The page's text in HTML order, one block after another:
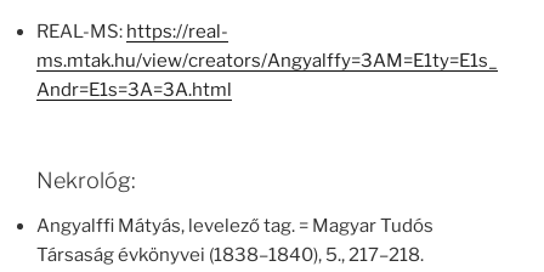
REAL-MS: https://real-
ms.mtak.hu/view/creators/Angyalffy=3AM=E1ty=E1s_
Andr=E1s=3A=3A.html
Nekrológ:
Angyalffi Mátyás, levelező tag. = Magyar Tudós
Társaság évkönyvei (1838–1840), 5., 217–218.